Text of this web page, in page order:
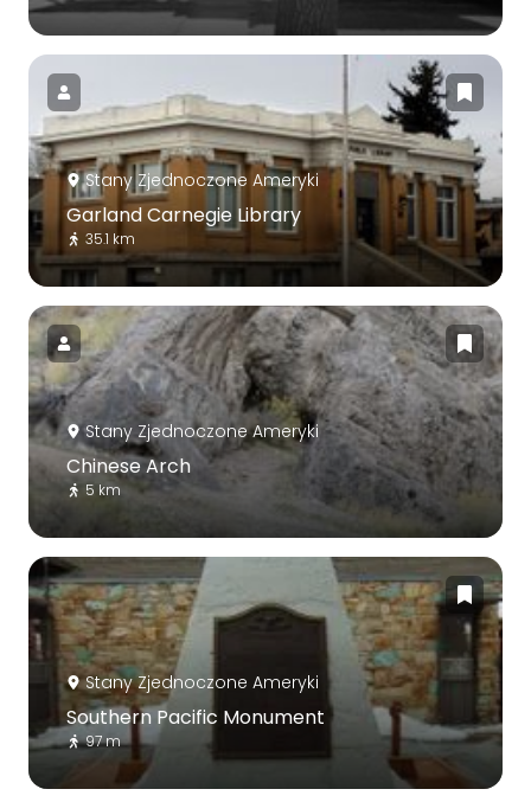
Stany Zjednoczone Ameryki
Garland Carnegie Library
35.1 km
Stany Zjednoczone Ameryki
Chinese Arch
5 km
Stany Zjednoczone Ameryki
Southern Pacific Monument
97 m